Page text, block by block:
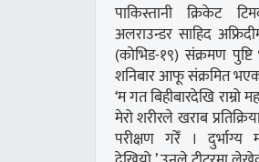
पाकिस्तानी क्रिकेट
अलराउन्डर साहिद
(काेभिड-१९) संक्रमण
शनिबार आफू संक्रमित
‘म गत बिहीबारदेखि
मेरो शरीरले खराब
परीक्षण गरेँ । दुर्भाग्य